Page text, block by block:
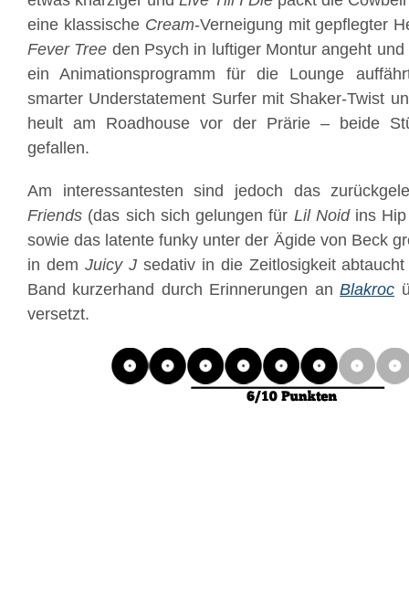
eine klassische Cream-Verneigung mit gepflegter
Fever Tree den Psych in luftiger Montur angeht und
ein Animationsprogramm für die Lounge
smarter Understatement Surfer mit Shaker-Twist
heult am Roadhouse vor der Prärie – beide
gefallen.
Am interessantesten sind jedoch das
Friends (das sich sich gelungen für Lil Noidins Hip
sowie das latente funky unter der Ägide von Beck
in dem Juicy Jsedativ in die Zeitlosigkeit
Band kurzerhand durch Erinnerungen anBlakroc
versetzt.